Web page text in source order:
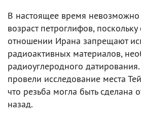
В настоящее время невозможно
возраст петроглифов,
отношении Ирана запрещают
радиоактивных материалов,
радиоуглеродного
провели исследование места
что резьба могла быть сделана
назад.